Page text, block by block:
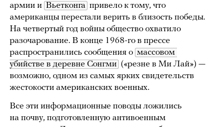
армии и Вьетконга привело к тому, что
американцы перестали верить в близость победы.
На четвертый год войны общество охватило
разочарование. В конце 1968-го в прессе
распространились сообщения о массовом
убийстве в деревне Сонгми («резне в Ми Лай») —
возможно, одном из самых ярких свидетельств
жестокости американских военных.
Все эти информационные поводы ложились
на почву, подготовленную антивоенным